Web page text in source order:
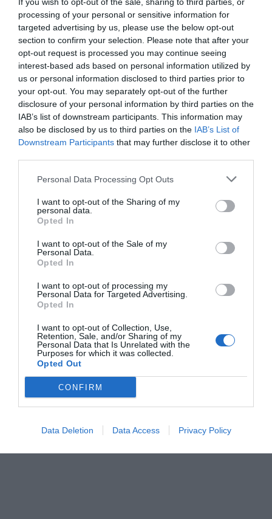
processing of your personal or sensitive information for
targeted advertising by us, please use the below opt-out
section to confirm your selection. Please note that after your
opt-out request is processed you may continue seeing
interest-based ads based on personal information utilized by
us or personal information disclosed to third parties prior to
your opt-out. You may separately opt-out of the further
disclosure of your personal information by third parties on the
IAB’s list of downstream participants. This information may
also be disclosed by us to third parties on the IAB’s List of
Downstream Participants that may further disclose it to other
Personal Data Processing Opt Outs
I want to opt-out of the Sharing of my
personal data.
Opted In
I want to opt-out of the Sale of my
Personal Data.
Opted In
I want to opt-out of processing my
Personal Data for Targeted Advertising.
Opted In
I want to opt-out of Collection, Use,
Retention, Sale, and/or Sharing of my
Personal Data that Is Unrelated with the
Purposes for which it was collected.
Opted Out
CONFIRM
Data Deletion Data Access Privacy Policy
Las acusaciones sostienen que mientras se llevaba a
cabo el ritual, en el que participaron los tres acusados,
el fotógrafo comenzó a tambalearse y se desplomó de
forma brusca al suelo, según se puede ver en una
grabación de vídeo, que refleja que apenas pasaron 24
segundos de la ingesta de la sustancia hasta que
empezaron las convulsiones.
La acusación afirma que Vidal continuó el ceremonial,
pese a que el protagonista seguía inconsciente, con
temblor corporal y dificultad respiratoria, y sostiene
que no llamaron a los servicios sanitarios hasta
transcurridos veinte minutos.